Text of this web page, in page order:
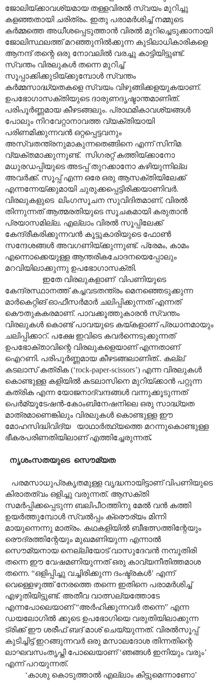
ജോലിയ്ക്കാവശ്യമായ തള്ളവിരൽ സ്വയം മുറിച്ചു
കളഞ്ഞതായി ചരിത്രം. ഇതു പരാമർശിച്ച് നമ്മുടെ
കർമ്മത്തെ അധീശപ്പെടുത്താൻ വിരൽ മുറിച്ചെടുക്കാനായി
ജോലിസ്ഥലത്ത് മറഞ്ഞുനിൽക്കുന്ന കുടിലാധികാരികളെ
ആനന്ദ് തന്റെ ഒരു നോവലിൽ വരച്ചു കാട്ടിയിട്ടുണ്ട്.
സ്വന്തം വിരലുകൾ തന്നെ മുറിച്ച്
സൂപ്പാക്കിക്കുടിയ്ക്കുമ്പോൾ സ്വന്തം
കർമ്മസാദ്ധ്യതകളെ സ്വയം വിഴുങ്ങിക്കളയുകയാണ്.
ഉപഭോഗാസക്തിയുടെ ദാരുണദൃഷ്ടാന്തമാണിത്.
പരിപൂർണ്ണമായ കീഴടങ്ങലും. പ്രാഥമികാവശ്യങ്ങൾ
പോലും നിറവേറ്റാനാവത്ത വ്യക്തിയായി
പരിണമിക്കുന്നവൻ ഒറ്റപ്പെട്ടവനും
അസ്വതന്ത്രനുമാകുന്നതെങ്ങിനെ എന്ന് സിനിമ
വ്യക്തമാക്കുന്നുണ്ട്. സിഗരറ്റ് കത്തിയ്ക്കാനോ
മധുരഡപ്പിയുടെ അടപ്പ് തുറക്കാനോ കഴിയുന്നില്ല
അവർക്ക്. സൂപ്പ് എന്ന ഒരേ ഒരു ആസക്തിയിലേക്ക്
എന്നന്നേയ്ക്കുമായി ചുരുക്കപ്പെട്ടിരിക്കയാണിവർ.
വിരലുകളുടെ ലിംഗസൂചന സുവിദിതമാണ്, വിരൽ
തിന്നുന്നത് ആത്മരതിയുടെ സൂചകമായി കരുതാൻ
പ്രയാസമില്ല. എല്ലാം വിരൽ സൂപ്പിലേക്ക്
കേന്ദ്രീകരിക്കുന്നവൻ കൂട്ടുകാരിയുടെ ഫോൺ
സന്ദേശങ്ങൾ അവഗണിയ്ക്കുന്നുണ്ട്. പ്രേമം, കാമം
എന്നൊക്കെയുള്ള ആന്തരികചോദനയെപ്പോലും
മറവിയിലാക്കുന്നു ഉപഭോഗാസക്തി.
ഇതേ വിരലുകളാണ് വിപണിയുടെ
കേന്ദ്രസ്ഥാനത്ത് കച്ചവടതന്ത്രം മെനഞ്ഞെടുക്കുന്ന
മാർകെറ്റിങ് ഓഫീസർമാർ ചലിപ്പിക്കുന്നത് എന്നത്
കൌതുകകരമാണ്. പാവക്കൂത്തുകാരൻ സ്വന്തം
വിരലുകൾ കൊണ്ട് പാവയുടെ കയ്കളാണ് പ്രധാനമായും
ചലിപ്പിക്കാറ്. പക്ഷേ ഇവിടെ കവർന്നെടുക്കുന്നത്
ഉപഭോക്താ‍വിന്റെ വിരലുകളെയാണ് എന്നതാണ്
ഐറണി. പരിപൂർണ്ണമായ കീഴടങ്ങലാണിത്.. കല്ല്
കടലാസ് കത്രിക (‘rock-paper-scissors’) എന്ന വിരലുകൾ
കൊണ്ടുള്ള കളിയിൽ കടലാസിനെ മുറിയ്ക്കാൻ പറ്റുന്ന
കത്രിക എന്ന യോജനാദ്വന്ദങ്ങൾ വന്നുക്കൂടുന്നത്
പെർമ്യൂടേഷൻ-കോംബിനേഷനിലെ ഒരു സാദ്ധ്യത
മാത്രമാണെങ്കിലും വിരലുകൾ കൊണ്ടുള്ള ഈ
മോഹസിദ്ധിവിദ്യ യാഥാർത്ഥ്യത്തെ മറന്നുകൊണ്ടുള്ള
ഭീകരപരിണതിയിലാണ് എത്തിച്ചേരുന്നത്.
നൃശംസതയുടെ സൌമ്യത
പരമസാധുപ്രകൃതമുള്ള വൃദ്ധനായിട്ടാണ് വിപണിയുടെ
കിരാതത്വം ഒളിച്ചു വരുന്നത്. ആസക്തി
സമർപ്പിക്കപ്പെടുന്ന ബലിപീഠത്തിനു മേൽ വൻ കത്തി
ഉയർത്തുമ്പോൾ സ്വൽ‌പ്പം ക്രൌര്യം മിന്നി
മായുന്നെന്നു മാത്രം. കഥകളിയിൽ ബീഭത്സത്തിന്റേയും
രൌദ്രത്തിന്റേയും മുഖമണിയുന്ന എന്നാൽ
സൌമ്യനായ നെല്ലിയോട് വാസുദേവൻ നമ്പൂതിരി
തന്നെ ഈ വേഷമണിയുന്നത് ഒരു കാവ്യനീതിത്തമാശ
തന്നെ. “ഒളിപ്പിച്ചു വച്ചിരിക്കുന്ന ദംഷ്ട്രകൾ’ എന്ന്
വെള്ളെഴുത്ത് നേരത്തെ തന്നെ ഇതിനെ പരാമർശിച്ച്
എഴുതിയിട്ടുണ്ട്. അതീവ വാത്സല്യത്തോടേ
എന്നപോലെയാണ് “അർഹിക്കുന്നവർ തന്നെ” എന്ന
ഡയലോഗിൽ ക്കൂടെ ഉപഭോഗിയെ വരുതിയിലാക്കുന്ന
ട്രിക്ക് ഈ ശരീഫ് ബദ് മാശ് ചെയ്യുന്നത്. വിരൽസൂപ്പ്
കുടിച്ചിട്ട് ഇറങ്ങുന്നവർ ഒരു മസാലദോശ തിന്നതിന്റെ
ലാഘവസംതൃപ്തി പോലെയാണ് ‘ഞങ്ങൾ ഇനിയും വരും’
എന്ന് പറയുന്നത്.
‘കാശു കൊടുത്താൽ എല്ലാം കിട്ടുമെന്നാണോ’